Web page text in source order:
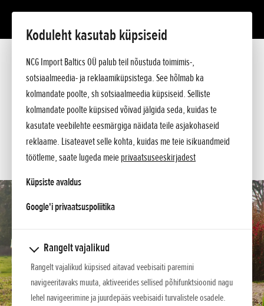
Koduleht kasutab küpsiseid
NCG Import Baltics OÜ palub teil nõustuda toimimis-,
sotsiaalmeedia- ja reklaamiküpsistega. See hõlmab ka
kolmandate poolte, sh sotsiaalmeedia küpsiseid. Selliste
kolmandate poolte küpsised võivad jälgida seda, kuidas te
kasutate veebilehte eesmärgiga näidata teile asjakohaseid
reklaame. Lisateavet selle kohta, kuidas me teie isikuandmeid
töötleme, saate lugeda meieprivaatsuseeskirjadest
Küpsiste avaldus
Google'i privaatsuspoliitikaopens in a new tab
Rangelt vajalikud
Rangelt vajalikud küpsised aitavad veebisaiti paremini
navigeeritavaks muuta, aktiveerides sellised põhifunktsioonid nagu
lehel navigeerimine ja juurdepääs veebisaidi turvalistele osadele.
Tutvustus
Tehnilised andmed
Hinnakiri
Ostuabi
Küsi lisa
KÜSI PAKKUMIST
SOOVIN TEENINDUSE AEGA
KONTAKT